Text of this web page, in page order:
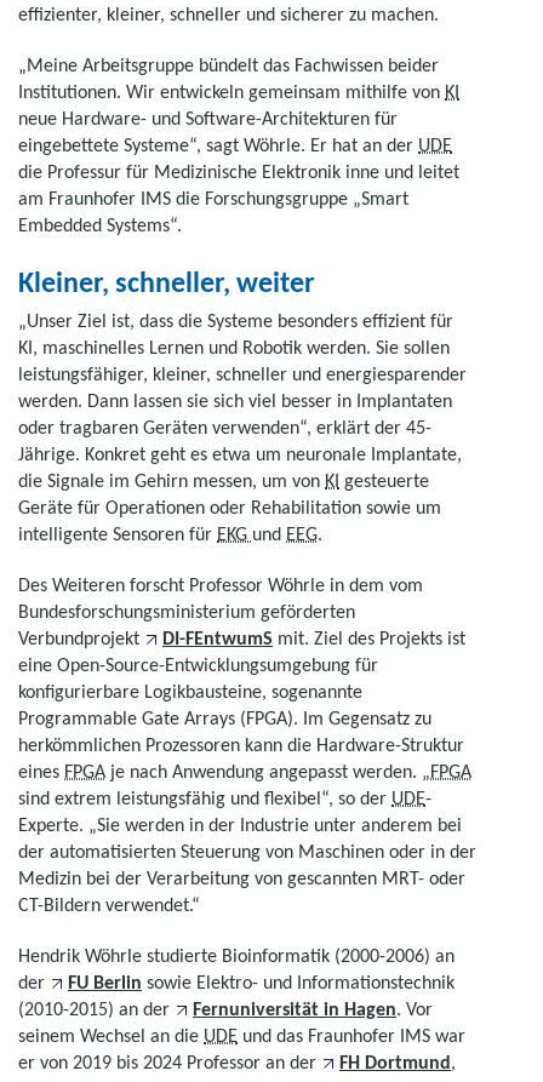
effizienter, kleiner, schneller und sicherer zu machen.
„Meine Arbeitsgruppe bündelt das Fachwissen beider
Institutionen. Wir entwickeln gemeinsam mithilfe von KI
neue Hardware- und Software-Architekturen für
eingebettete Systeme“, sagt Wöhrle. Er hat an der UDE
die Professur für Medizinische Elektronik inne und leitet
am Fraunhofer IMS die Forschungsgruppe „Smart
Embedded Systems“.
Kleiner, schneller, weiter
„Unser Ziel ist, dass die Systeme besonders effizient für
KI, maschinelles Lernen und Robotik werden. Sie sollen
leistungsfähiger, kleiner, schneller und energiesparender
werden. Dann lassen sie sich viel besser in Implantaten
oder tragbaren Geräten verwenden“, erklärt der 45-
Jährige. Konkret geht es etwa um neuronale Implantate,
die Signale im Gehirn messen, um von KI gesteuerte
Geräte für Operationen oder Rehabilitation sowie um
intelligente Sensoren für EKG und EEG.
Des Weiteren forscht Professor Wöhrle in dem vom
Bundesforschungsministerium geförderten
Verbundprojekt
DI-FEntwumS mit. Ziel des Projekts ist
eine Open-Source-Entwicklungsumgebung für
konfigurierbare Logikbausteine, sogenannte
Programmable Gate Arrays (FPGA). Im Gegensatz zu
herkömmlichen Prozessoren kann die Hardware-Struktur
eines FPGA je nach Anwendung angepasst werden. „FPGA
sind extrem leistungsfähig und flexibel“, so der UDE-
Experte. „Sie werden in der Industrie unter anderem bei
der automatisierten Steuerung von Maschinen oder in der
Medizin bei der Verarbeitung von gescannten MRT- oder
CT-Bildern verwendet.“
Hendrik Wöhrle studierte Bioinformatik (2000-2006) an
der
FU Berlin sowie Elektro- und Informationstechnik
(2010-2015) an der
Fernuniversität in Hagen. Vor
seinem Wechsel an die UDE und das Fraunhofer IMS war
er von 2019 bis 2024 Professor an der
FH Dortmund,